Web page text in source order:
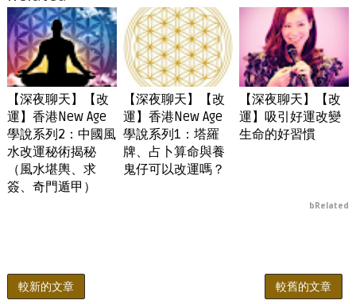
【深夜聊天】【改
運】香港New Age
學說系列2：中國風
水改運秘術揭秘
（風水堪輿、求
簽、奇門遁甲）
【深夜聊天】【改
運】香港New Age
學說系列1：塔羅
牌、占卜算命與養
鬼仔可以改運嗎？
【深夜聊天】【改
運】吸引好運改變
生命的好習慣
bRelated
較新的文章 較舊的文章